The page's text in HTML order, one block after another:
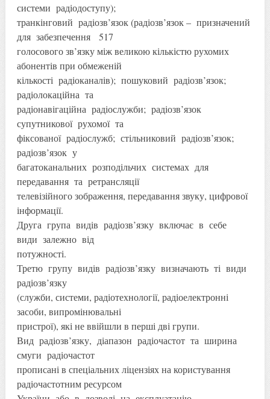
системи радіодоступу);
транкінговий радіозв’язок (радіозв’язок – призначений
для забезпечення 517
голосового зв’язку між великою кількістю рухомих
абонентів при обмеженій
кількості радіоканалів); пошуковий радіозв’язок;
радіолокаційна та
радіонавігаційна радіослужби; радіозв’язок
супутникової рухомої та
фіксованої радіослужб; стільниковий радіозв’язок;
радіозв’язок у
багатоканальних розподільчих системах для
передавання та ретрансляції
телевізійного зображення, передавання звуку, цифрової
інформації.
Друга група видів радіозв’язку включає в себе
види залежно від
потужності.
Третю групу видів радіозв’язку визначають ті види
радіозв’язку
(служби, системи, радіотехнології, радіоелектронні
засоби, випромінювальні
пристрої), які не ввійшли в перші дві групи.
Вид радіозв’язку, діапазон радіочастот та ширина
смуги радіочастот
прописані в спеціальних ліцензіях на користування
радіочастотним ресурсом